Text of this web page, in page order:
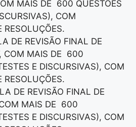
MAIS DE 600 QUESTÕES
COM
RESOLUÇÕES.
DE REVISÃO FINAL DE
COM MAIS DE 600
E DISCURSIVAS), COM
RESOLUÇÕES.
DE REVISÃO FINAL DE
COM MAIS DE 600
E DISCURSIVAS), COM